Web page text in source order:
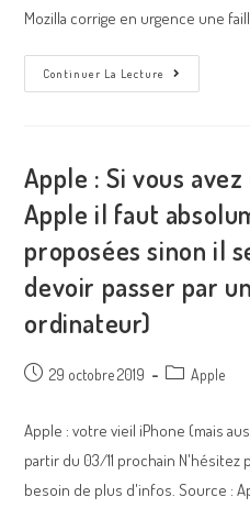
Mozilla corrige en urgence une
Continuer La Lecture
Apple : Si vous
Apple il faut
proposées sinon il
devoir passer par
ordinateur)
29 octobre 2019 Apple
Apple : votre vieil iPhone (mais
partir du 03/11 prochain N'hésitez
besoin de plus d'infos. Source :